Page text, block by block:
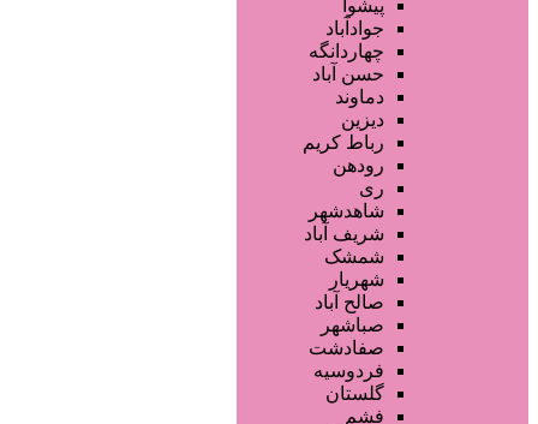
محصولات آرایشی
تجهیزات سالن زیبایی
محصولات پوست
محصولات مو
خدمات دندانپزشکی
سایر خدمات
پیشوا
جوادآباد
چهاردانگه
حسن آباد
دماوند
دیزین
رباط کریم
رودهن
ری
شاهدشهر
شریف آباد
شمشک
شهریار
صالح آباد
صباشهر
صفادشت
فردوسیه
گلستان
فشم